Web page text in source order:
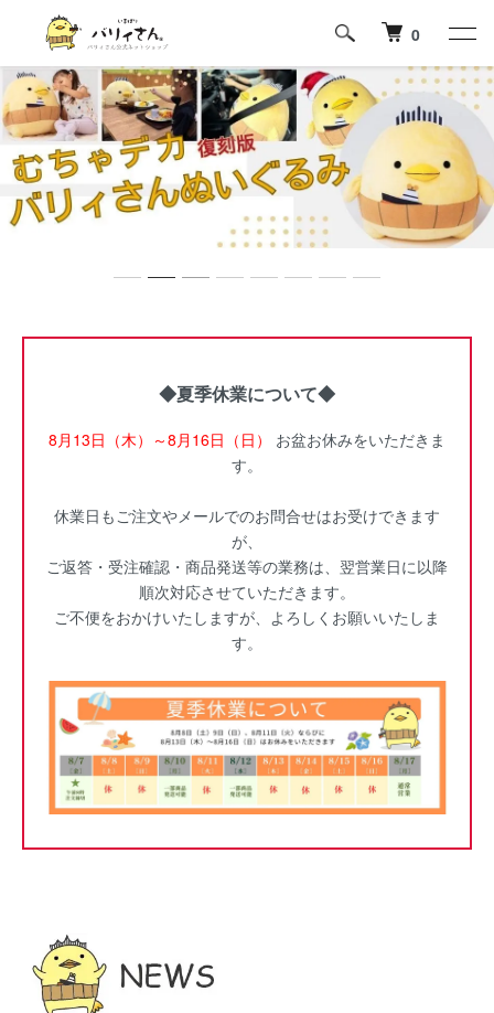
0
◆夏季休業について◆
8月13日（木）～8月16日（日）
お盆お休みをいただきま
す。
休業日もご注文やメールでのお問合せはお受けできます
が、
ご返答・受注確認・商品発送等の業務は、翌営業日に以降
順次対応させていただきます。
ご不便をおかけいたしますが、よろしくお願いいたしま
す。